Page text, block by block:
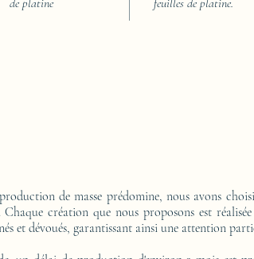
de platine
feuilles de platine.
de masse prédomine, nous avons
création que nous proposons est
et dévoués, garantissant ainsi une attention